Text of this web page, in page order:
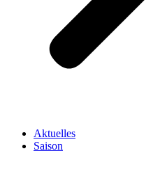
Aktuelles
Saison